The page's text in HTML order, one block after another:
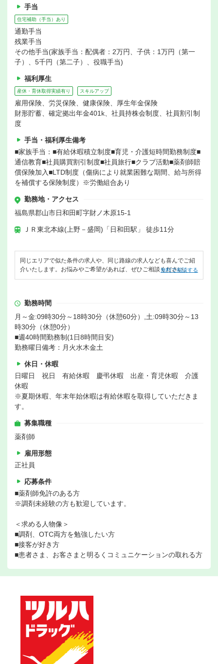
手当
住宅補助（手当）あり
通勤手当
残業手当
その他手当(家族手当：配偶者：2万円、子供：1万円（第一
子）、5千円（第二子）、役職手当)
福利厚生
産休・育休取得実績有り スキルアップ
雇用保険、労災保険、健康保険、厚生年金保険
財形貯蓄、確定拠出年金401k、社員持株会制度、社員割引制
度
手当・福利厚生備考
■家族手当：■有給休暇積立制度■育児・介護短時間勤務制度■
通信教育■社員購買割引制度■社員旅行■クラブ活動■薬剤師賠
償保険加入■LTD制度（傷病により就業困難な期間、給与所得
を補償する保険制度）※労働組合あり
勤務地・アクセス
福島県郡山市日和田町字財ノ木原15-1
ＪＲ東北本線(上野－盛岡)「日和田駅」 徒歩11分
同じエリアで似た条件の求人や、同じ路線の求人なども喜んでご紹
介いたします。お悩みやご希望があれば、ぜひご相談ください。
無料で相談する
勤務時間
月～金:09時30分～18時30分（休憩60分）,土:09時30分～13
時30分（休憩0分）
■週40時間勤務制(1日8時間目安)
勤務曜日備考：月火水木金土
休日・休暇
日曜日 祝日 有給休暇 慶弔休暇 出産・育児休暇 介護
休暇
※夏期休暇、年末年始休暇は有給休暇を取得していただきま
す。
募集職種
薬剤師
雇用形態
正社員
応募条件
■薬剤師免許のある方
※調剤未経験の方も歓迎しています。
＜求める人物像＞
■調剤、OTC両方を勉強したい方
■接客が好き方
■患者さま、お客さまと明るくコミュニケーションの取れる方